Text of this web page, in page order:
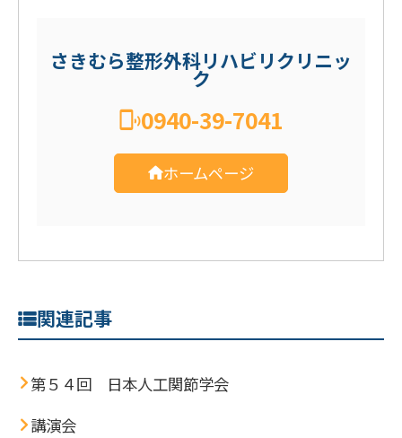
さきむら整形外科リハビリクリニッ
ク
0940-39-7041
ホームページ
関連記事
第５４回 日本人工関節学会
講演会